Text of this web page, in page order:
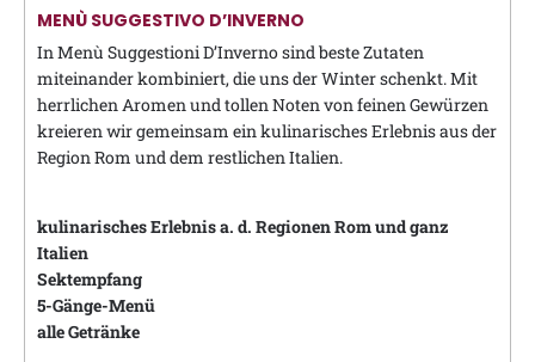
MENÙ SUGGESTIVO D’INVERNO
In Menù Suggestioni D’Inverno sind beste Zutaten
miteinander kombiniert, die uns der Winter schenkt. Mit
herrlichen Aromen und tollen Noten von feinen Gewürzen
kreieren wir gemeinsam ein kulinarisches Erlebnis aus der
Region Rom und dem restlichen Italien.
kulinarisches Erlebnis a. d. Regionen Rom und ganz
Italien
Sektempfang
5-Gänge-Menü
alle Getränke